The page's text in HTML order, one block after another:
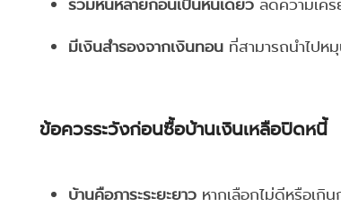
รวมหนี้หลายก้อนเป็นหนี้เดียว ลดความเค
มีเงินสำรองจากเงินทอน ที่สามารถนำไปห
ข้อควรระวังก่อนซื้อบ้านเงินเหลือปิดหนี้
บ้านคือภาระระยะยาว หากเลือกไม่ดีหรือเกิ